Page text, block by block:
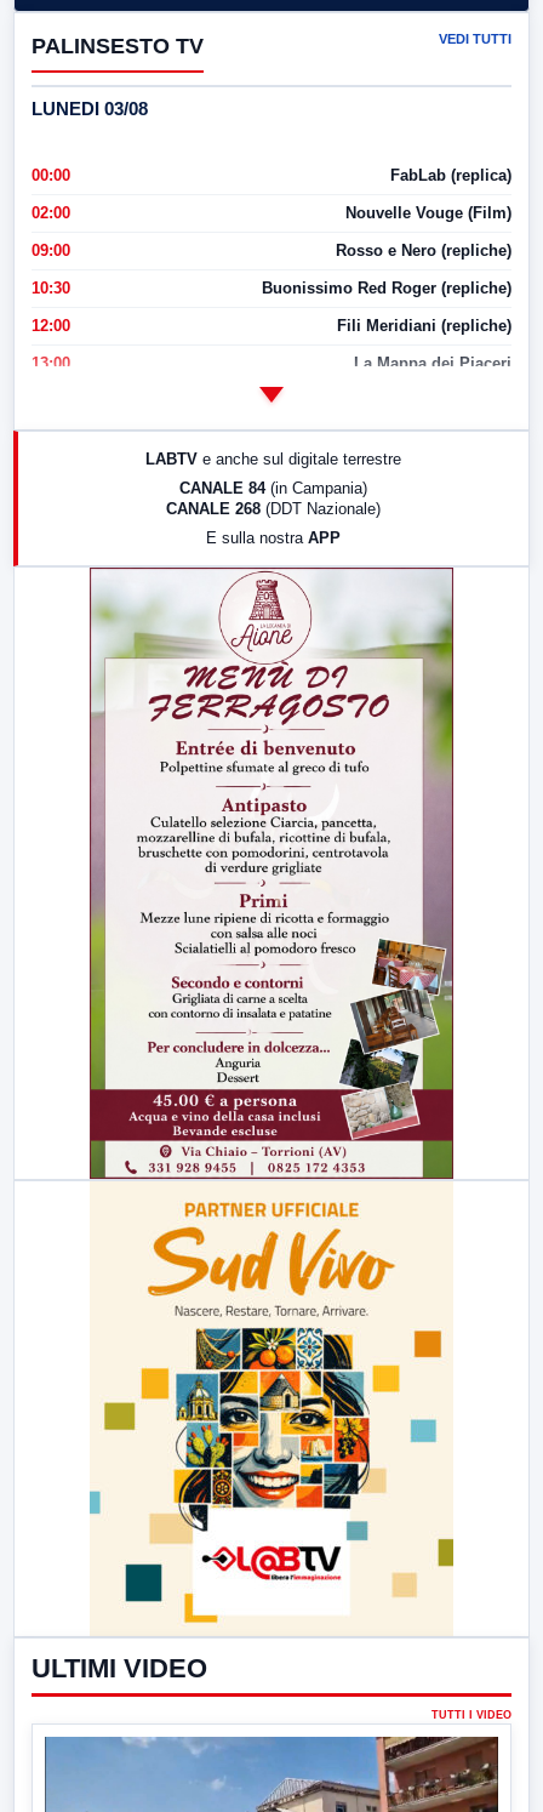
PALINSESTO TV VEDI TUTTI
LUNEDI 03/08
00:00 FabLab (replica)
02:00 Nouvelle Vouge (Film)
09:00 Rosso e Nero (repliche)
10:30 Buonissimo Red Roger (repliche)
12:00 Fili Meridiani (repliche)
13:00 La Mappa dei Piaceri
LABTV e anche sul digitale terrestre
CANALE 84 (in Campania)
CANALE 268 (DDT Nazionale)
E sulla nostra APP
ULTIMI VIDEO
TUTTI I VIDEO